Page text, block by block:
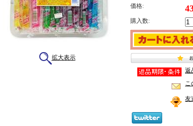
拡大表示
価格:
購入数:
返
こ
友